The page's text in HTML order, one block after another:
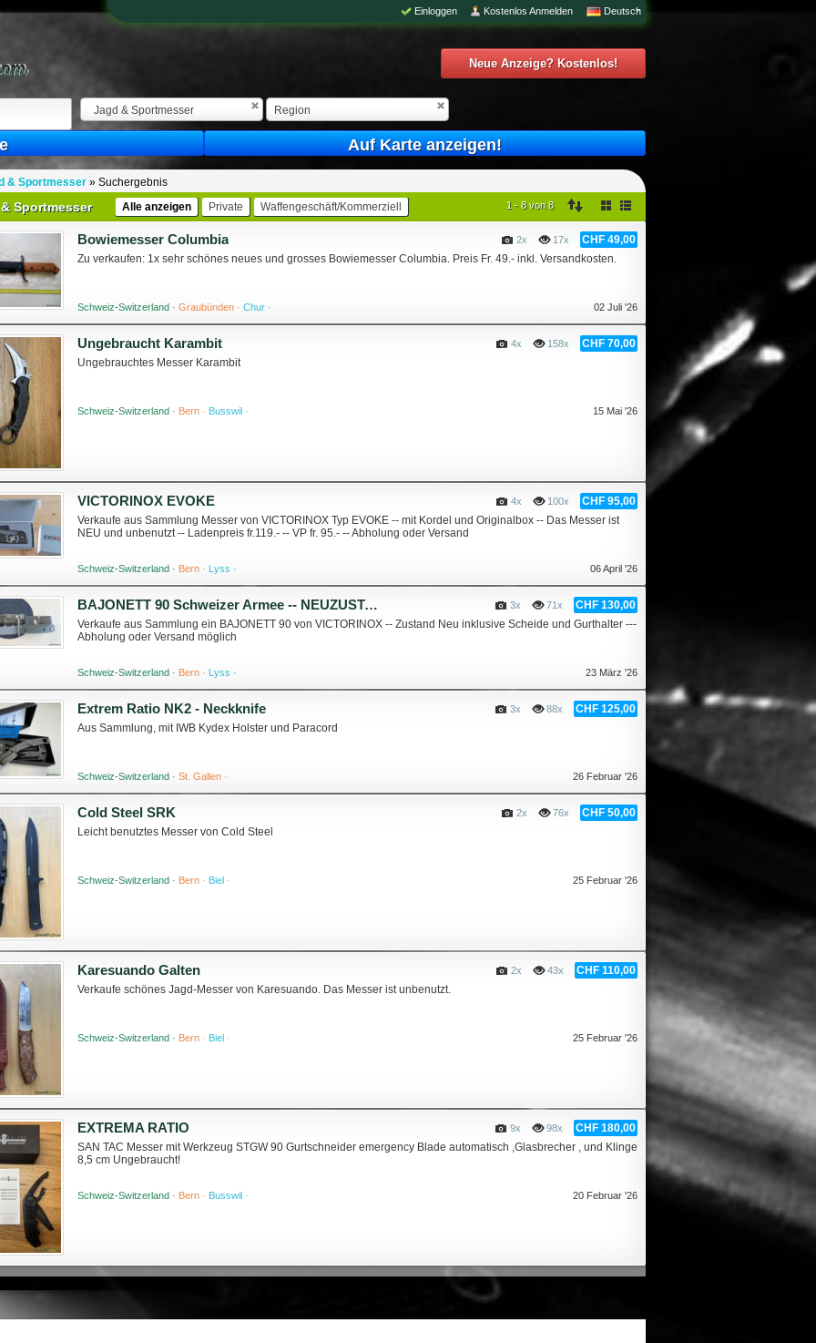
Deutsch
Kostenlos Anmelden
Einloggen
Neue Anzeige? Kostenlos!
Jagd & Sportmesser Region
Auf Karte anzeigen!
& Sportmesser» Suchergebnis
Sportmesser Alle anzeigen Private Waffengeschäft/Kommerziell 1 - 8 von 8
Bowiemesser Columbia CHF 49,00
17x
2x
Zu verkaufen: 1x sehr schönes neues und grosses Bowiemesser Columbia. Preis Fr. 49.- inkl. Versandkosten.
Schweiz-Switzerland ·Graubünden ·Chur · 02 Juli '26
Ungebraucht Karambit CHF 70,00
158x
4x
Ungebrauchtes Messer Karambit
Schweiz-Switzerland · Bern · Busswil · 15 Mai '26
VICTORINOX EVOKE CHF 95,00
100x
4x
Verkaufe aus Sammlung Messer von VICTORINOX Typ EVOKE -- mit Kordel und Originalbox -- Das Messer ist
NEU und unbenutzt -- Ladenpreis fr.119.- -- VP fr. 95.- -- Abholung oder Versand
Schweiz-Switzerland · Bern · Lyss · 06 April '26
BAJONETT 90 Schweizer Armee -- NEUZUSTAND CHF 130,00
71x
3x
Verkaufe aus Sammlung ein BAJONETT 90 von VICTORINOX -- Zustand Neu inklusive Scheide und Gurthalter ---
Abholung oder Versand möglich
Schweiz-Switzerland · Bern · Lyss · 23 März '26
Extrem Ratio NK2 - Neckknife CHF 125,00
88x
3x
Aus Sammlung, mit IWB Kydex Holster und Paracord
Schweiz-Switzerland ·St. Gallen · 26 Februar '26
Cold Steel SRK CHF 50,00
76x
2x
Leicht benutztes Messer von Cold Steel
Schweiz-Switzerland · Bern · Biel · 25 Februar '26
Karesuando Galten CHF 110,00
43x
2x
Verkaufe schönes Jagd-Messer von Karesuando. Das Messer ist unbenutzt.
Schweiz-Switzerland · Bern · Biel · 25 Februar '26
EXTREMA RATIO CHF 180,00
98x
9x
SAN TAC Messer mit Werkzeug STGW 90 Gurtschneider emergency Blade automatisch ,Glasbrecher , und Klinge
8,5 cm Ungebraucht!
Schweiz-Switzerland · Bern · Busswil · 20 Februar '26